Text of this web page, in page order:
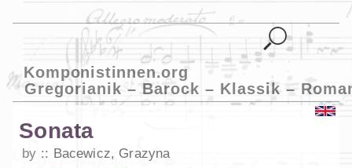
Komponistinnen.org
Gregorianik – Barock – Klassik –
Sonata
by Bacewicz, Grazyna